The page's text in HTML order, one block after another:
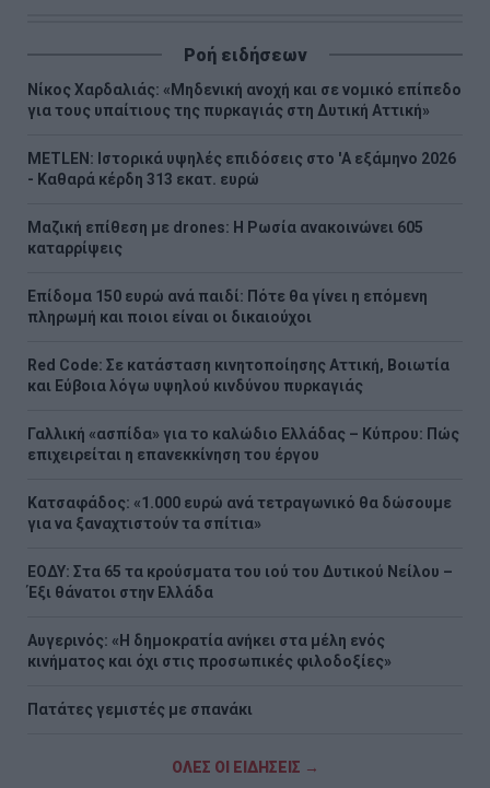
Ροή ειδήσεων
Νίκος Χαρδαλιάς: «Μηδενική ανοχή και σε νομικό επίπεδο
για τους υπαίτιους της πυρκαγιάς στη Δυτική Αττική»
METLEN: Iστορικά υψηλές επιδόσεις στο 'A εξάμηνο 2026
- Kαθαρά κέρδη 313 εκατ. ευρώ
Μαζική επίθεση με drones: Η Ρωσία ανακοινώνει 605
καταρρίψεις
Επίδομα 150 ευρώ ανά παιδί: Πότε θα γίνει η επόμενη
πληρωμή και ποιοι είναι οι δικαιούχοι
Red Code: Σε κατάσταση κινητοποίησης Αττική, Βοιωτία
και Εύβοια λόγω υψηλού κινδύνου πυρκαγιάς
Γαλλική «ασπίδα» για το καλώδιο Ελλάδας – Κύπρου: Πώς
επιχειρείται η επανεκκίνηση του έργου
Κατσαφάδος: «1.000 ευρώ ανά τετραγωνικό θα δώσουμε
για να ξαναχτιστούν τα σπίτια»
ΕΟΔΥ: Στα 65 τα κρούσματα του ιού του Δυτικού Νείλου –
Έξι θάνατοι στην Ελλάδα
Αυγερινός: «Η δημοκρατία ανήκει στα μέλη ενός
κινήματος και όχι στις προσωπικές φιλοδοξίες»
Πατάτες γεμιστές με σπανάκι
ΟΛΕΣ ΟΙ ΕΙΔΗΣΕΙΣ →